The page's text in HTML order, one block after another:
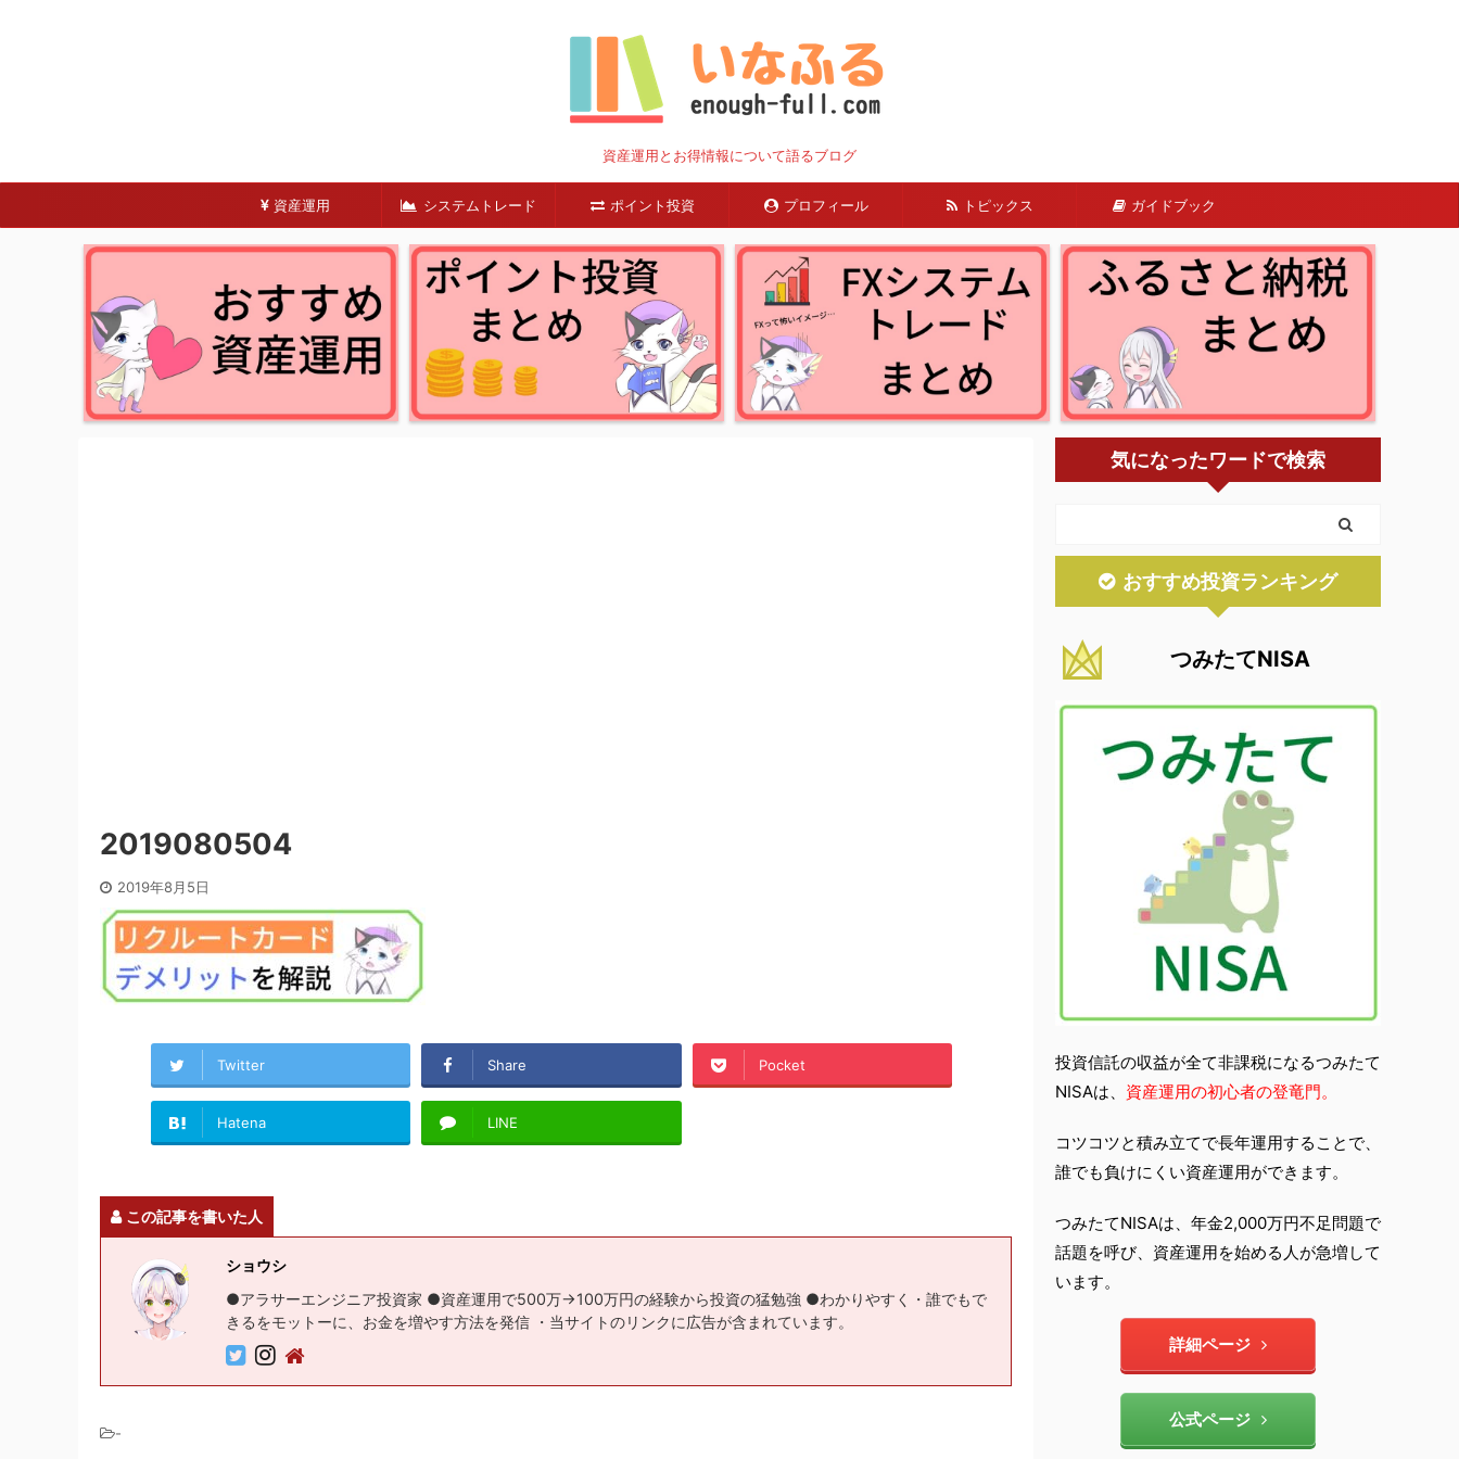
資産運用とお得情報について語るブログ
資産運用 システムトレード ポイント投資 プロフィール トピックス ガイドブック
2019080504
2019年8月5日
Twitter Share Pocket
Hatena LINE
この記事を書いた人
ショウシ
●アラサーエンジニア投資家 ●資産運用で500万→100万円の経験から投資の猛勉強 ●わかりやすく・誰でもで
きるをモットーに、お金を増やす方法を発信 ・当サイトのリンクに広告が含まれています。
-
気になったワードで検索
おすすめ投資ランキング
つみたてNISA
投資信託の収益が全て非課税になるつみたて
NISAは、 資産運用の初心者の登竜門。
コツコツと積み立てで長年運用することで、
誰でも負けにくい資産運用ができます。
つみたてNISAは、年金2,000万円不足問題で
話題を呼び、資産運用を始める人が急増して
います。
詳細ページ
公式ページ